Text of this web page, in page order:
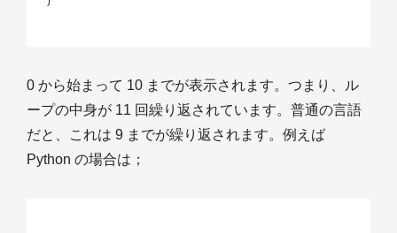
0 から始まって 10 までが表示されます。つまり、ル
ープの中身が 11 回繰り返されています。普通の言語
だと、これは 9 までが繰り返されます。例えば
Python の場合は；